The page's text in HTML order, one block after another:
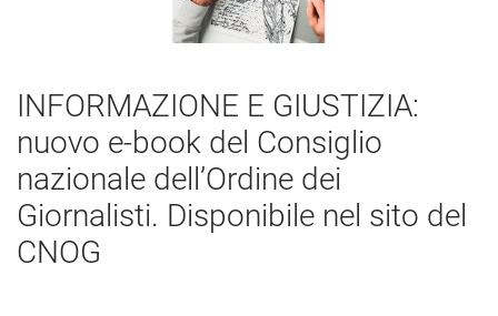
INFORMAZIONE E GIUSTIZIA:
nuovo e-book del Consiglio
nazionale dell’Ordine dei
Giornalisti. Disponibile nel sito del
CNOG